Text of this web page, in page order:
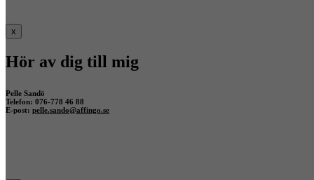
x
Hör av dig till mig
Pelle Sandö
Telefon: 076-778 46 88
E-post: pelle.sando@affingo.se